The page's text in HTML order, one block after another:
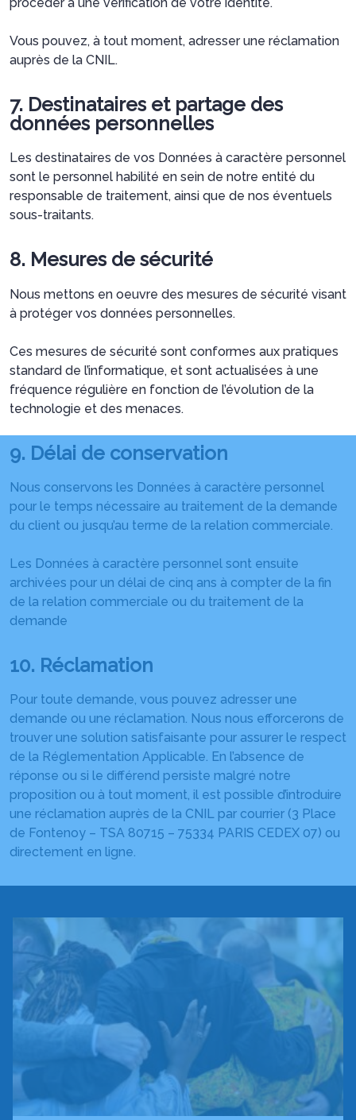
Vous pouvez, à tout moment, adresser une réclamation
auprès de la CNIL.
7. Destinataires et partage des
données personnelles
Les destinataires de vos Données à caractère personnel
sont le personnel habilité en sein de notre entité du
responsable de traitement, ainsi que de nos éventuels
sous-traitants.
8. Mesures de sécurité
Nous mettons en oeuvre des mesures de sécurité visant
à protéger vos données personnelles.
Ces mesures de sécurité sont conformes aux pratiques
standard de l’informatique, et sont actualisées à une
fréquence régulière en fonction de l’évolution de la
technologie et des menaces.
9. Délai de conservation
Nous conservons les Données à caractère personnel
pour le temps nécessaire au traitement de la demande
du client ou jusqu’au terme de la relation commerciale.
Les Données à caractère personnel sont ensuite
archivées pour un délai de cinq ans à compter de la fin
de la relation commerciale ou du traitement de la
demande
10. Réclamation
Pour toute demande, vous pouvez adresser une
demande ou une réclamation. Nous nous efforcerons de
trouver une solution satisfaisante pour assurer le respect
de la Réglementation Applicable. En l’absence de
réponse ou si le différend persiste malgré notre
proposition ou à tout moment, il est possible d’introduire
une réclamation auprès de la CNIL par courrier (3 Place
de Fontenoy – TSA 80715 – 75334 PARIS CEDEX 07) ou
directement en ligne.